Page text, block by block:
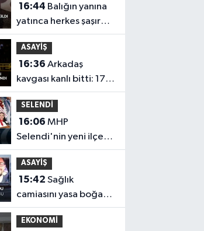
16:44
yatınca herkes şaşırdı!
Oltaya takılan 190
santimlik dev yayın
balığı
ASAYİŞ
16:36 Arkadaş
kavgası kanlı bitti: 17
yaşındaki çocuk
sırtından bıçaklandı
SELENDİ
16:06 MHP
Selendi'nin yeni ilçe
başkanı Hafize Gürcan
oldu
ASAYİŞ
15:42 Sağlık
camiasını yasa boğan
acı haber: Genç
doktor denizde
EKONOMİ